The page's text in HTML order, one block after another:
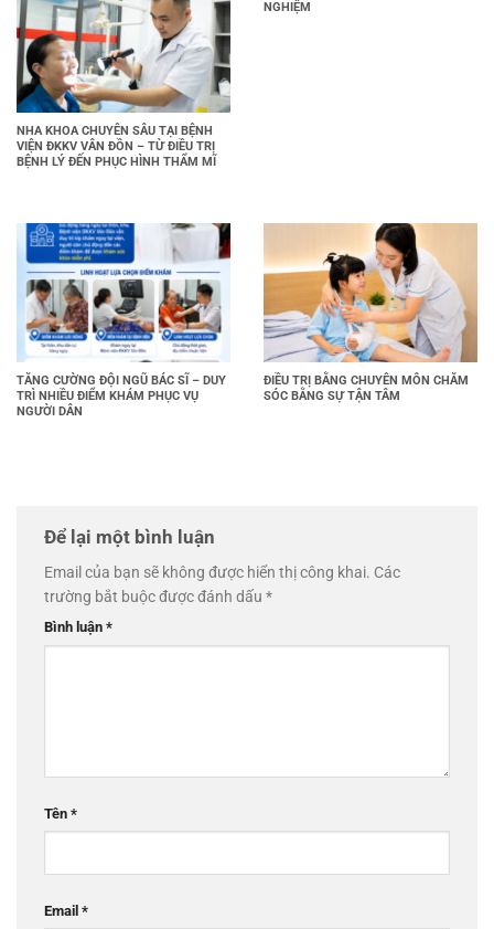
NHA KHOA CHUYÊN SÂU TẠI BỆNH
VIỆN ĐKKV VÂN ĐỒN – TỪ ĐIỀU TRỊ
BỆNH LÝ ĐẾN PHỤC HÌNH THẨM MĨ
NGHIỆM
TĂNG CƯỜNG ĐỘI NGŨ BÁC SĨ – DUY
TRÌ NHIỀU ĐIỂM KHÁM PHỤC VỤ
NGƯỜI DÂN
ĐIỀU TRỊ BẰNG CHUYÊN MÔN CHĂM
SÓC BẰNG SỰ TẬN TÂM
Để lại một bình luận
Email của bạn sẽ không được hiển thị công khai. Các
trường bắt buộc được đánh dấu *
Bình luận *
Tên *
Email *